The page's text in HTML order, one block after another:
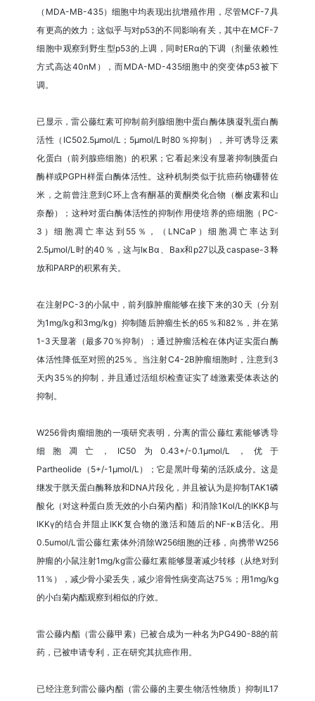
（MDA-MB-435）细胞中均表现出抗增殖作用，尽管MCF-7具
有更高的效力；这似乎与对p53的不同影响有关，其中在MCF-7
细胞中观察到野生型p53的上调，同时ERα的下调（剂量依赖性
方式高达40nM），而MDA-MD-435细胞中的突变体p53被下
调。
已显示，雷公藤红素可抑制前列腺细胞中蛋白酶体胰凝乳蛋白酶
活性（IC502.5μmol/L；5μmol/L时80％抑制），并可诱导泛素
化蛋白（前列腺癌细胞）的积累；它看起来没有显著抑制胰蛋白
酶样或PGPH样蛋白酶体活性。这种机制类似于抗癌药物硼替佐
米，之前曾注意到C环上含有酮基的黄酮类化合物（槲皮素和山
奈酚）；这种对蛋白酶体活性的抑制作用使培养的癌细胞（PC-
3）细胞凋亡率达到55％，（LNCaP）细胞凋亡率达到
2.5μmol/L时的40％，这与IκBα、Bax和p27以及caspase-3释
放和PARP的积累有关。
在注射PC-3的小鼠中，前列腺肿瘤能够在接下来的30天（分别
为1mg/kg和3mg/kg）抑制随后肿瘤生长的65％和82％，并在第
1-3天显著（最多70％抑制）；通过肿瘤活检在体内证实蛋白酶
体活性降低至对照的25％。当注射C4-2B肿瘤细胞时，注意到3
天内35％的抑制，并且通过活组织检查证实了雄激素受体表达的
抑制。
W256骨肉瘤细胞的一项研究表明，分离的雷公藤红素能够诱导
细胞凋亡，IC50为0.43+/-0.1μmol/L，优于
Partheolide（5+/-1μmol/L）；它是黑叶母菊的活跃成分。这是
继发于胱天蛋白酶释放和DNA片段化，并且被认为是抑制TAK1磷
酸化（对这种蛋白质无效的小白菊内酯）和消除1Kol/L的IKKβ与
IKKγ的结合并阻止IKK复合物的激活和随后的NF-κB活化。用
0.5umol/L雷公藤红素体外消除W256细胞的迁移，向携带W256
肿瘤的小鼠注射1mg/kg雷公藤红素能够显著减少转移（从绝对到
11％），减少骨小梁丢失，减少溶骨性病变高达75％；用1mg/kg
的小白菊内酯观察到相似的疗效。
雷公藤内酯（雷公藤甲素）已被合成为一种名为PG490-88的前
药，已被申请专利，正在研究其抗癌作用。
已经注意到雷公藤内酯（雷公藤的主要生物活性物质）抑制IL17